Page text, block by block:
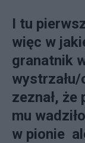
I tu
więc w
granatnik
zeznał,
mu
w pionie